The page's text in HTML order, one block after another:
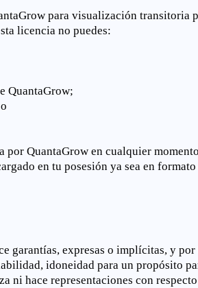
para visualización transitoria
licencia no puedes:
QuantaGrow;
por QuantaGrow en cualquier
en tu posesión ya sea en
garantías, expresas o implícitas, y
idoneidad para un propósito
ni hace representaciones con